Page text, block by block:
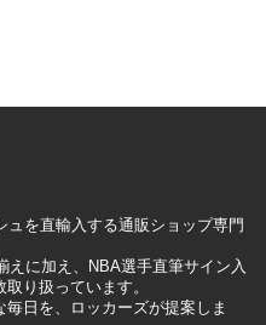
ュを直輸入する通販ショップ専門
えに加え、NBA選手直筆サイン入
り扱っています。
日を、ロッカーズが提案しま